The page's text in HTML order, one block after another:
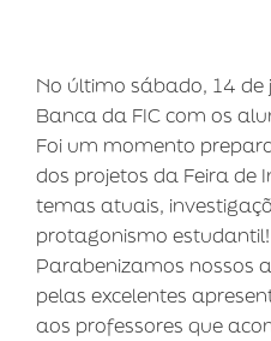
No último sábado, 14
Banca da FIC com os
Foi um momento
dos projetos da Feira de
temas atuais,
protagonismo estudantil!
Parabenizamos nossos
pelas excelentes
aos professores que